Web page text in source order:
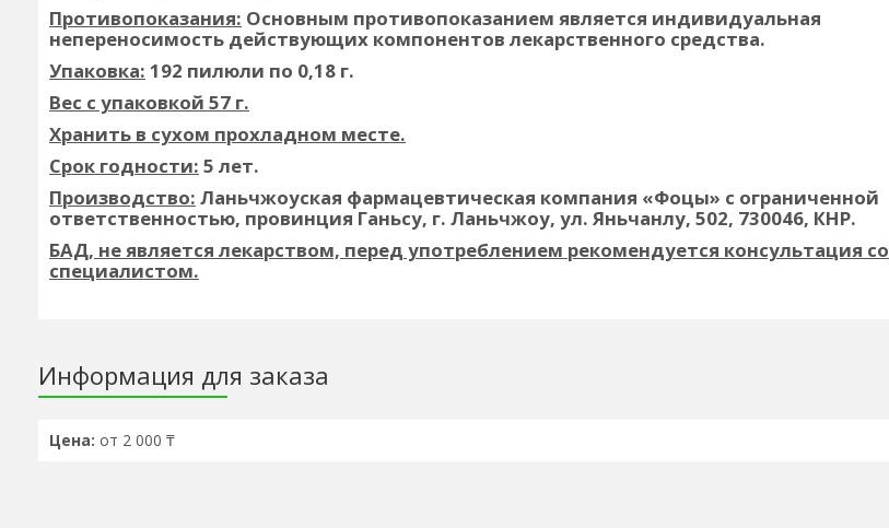
Противопоказания: Основным противопоказанием является индивидуальная
непереносимость действующих компонентов лекарственного средства.
Упаковка: 192 пилюли по 0,18 г.
Вес с упаковкой 57 г.
Хранить в сухом прохладном месте.
Срок годности: 5 лет.
Производство: Ланьчжоуская фармацевтическая компания «Фоцы» с ограниченной
ответственностью, провинция Ганьсу, г. Ланьчжоу, ул. Яньчанлу, 502, 730046, КНР.
БАД, не является лекарством, перед употреблением рекомендуется консультация со
специалистом.
Информация для заказа
Цена: от 2 000 ₸